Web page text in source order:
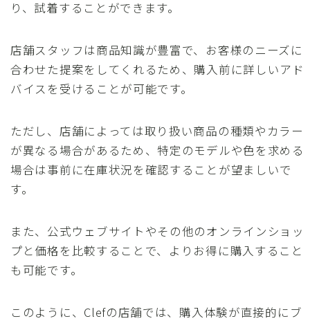
り、試着することができます。
店舗スタッフは商品知識が豊富で、お客様のニーズに
合わせた提案をしてくれるため、購入前に詳しいアド
バイスを受けることが可能です。
ただし、店舗によっては取り扱い商品の種類やカラー
が異なる場合があるため、特定のモデルや色を求める
場合は事前に在庫状況を確認することが望ましいで
す。
また、公式ウェブサイトやその他のオンラインショッ
プと価格を比較することで、よりお得に購入すること
も可能です。
このように、Clefの店舗では、購入体験が直接的にブ